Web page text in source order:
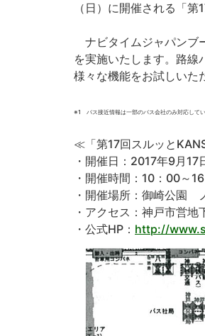
（日）に開催される「
ナビタイムジャパンブ
を実施いたします。路線
様々な機能をお試しいた
※1 バス接近情報は一部のバス会社のみ対応してい
≪「第17回スルッと
・開催日：2017年9月17
・開催時間：10：00～
・開催場所：御崎公園
・アクセス：神戸市営
・公式HP： http://